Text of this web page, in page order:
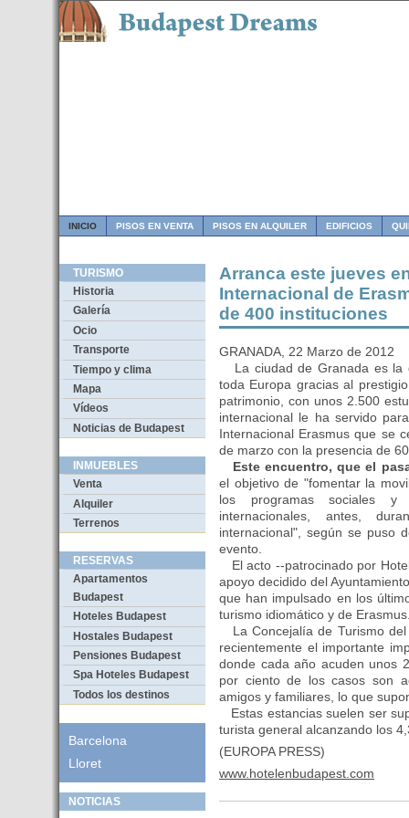
INICIO PISOS EN VENTA PISOS EN ALQUILER EDIFICIOS
TURISMO
Historia
Galería
Ocio
Transporte
Tiempo y clima
Mapa
Vídeos
Noticias de Budapest
INMUEBLES
Venta
Alquiler
Terrenos
RESERVAS
Apartamentos
Budapest
Hoteles Budapest
Hostales Budapest
Pensiones Budapest
Spa Hoteles Budapest
Todos los destinos
Barcelona
Lloret
NOTICIAS
Arranca este jueves
Internacional de
de 400 instituciones
GRANADA, 22 Marzo de 2012
La ciudad de Granada es la
toda Europa gracias al
patrimonio, con unos 2.500
internacional le ha servido
Internacional Erasmus que se
de marzo con la presencia de
Este encuentro, que el
el objetivo de "fomentar la
los programas sociales y
internacionales, antes,
internacional", según se puso
evento.
El acto --patrocinado por
apoyo decidido del
que han impulsado en los
turismo idiomático y de
La Concejalía de Turismo del
recientemente el importante
donde cada año acuden unos
por ciento de los casos son
amigos y familiares, lo que
Estas estancias suelen ser
turista general alcanzando los
(EUROPA PRESS)
www.hotelenbudapest.com